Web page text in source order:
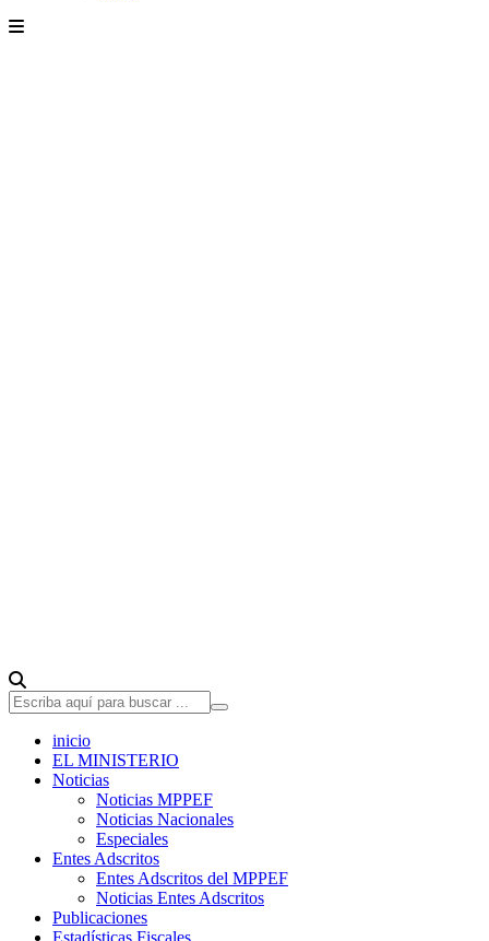
inicio
EL MINISTERIO
Noticias
Noticias MPPEF
Noticias Nacionales
Especiales
Entes Adscritos
Entes Adscritos del MPPEF
Noticias Entes Adscritos
Publicaciones
Estadísticas Fiscales